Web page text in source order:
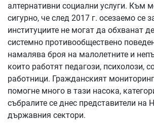
алтернативни социални услуги. Към
сигурно, че след 2017 г. осезаемо се
институциите не могат да обхванат
системно противообществено
намалява броя на малолетните и
които работят педагози, психолози,
работници. Гражданският
помогне много в тази насока,
събралите се днес представители на
държавния сектори.